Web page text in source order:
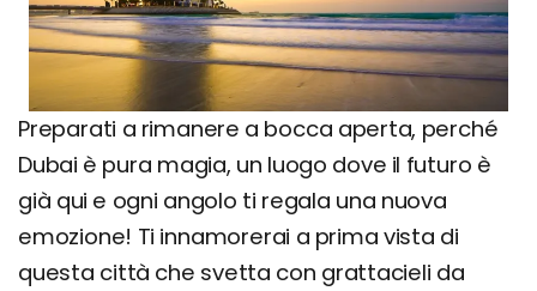
Preparati a rimanere a bocca aperta, perché
Dubai è pura magia, un luogo dove il futuro è
già qui e ogni angolo ti regala una nuova
emozione! Ti innamorerai a prima vista di
questa città che svetta con grattacieli da